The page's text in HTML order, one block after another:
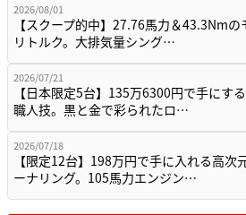
2026/08/01
【スクープ的中】27.76馬力＆43.3Nmの
リトルク。大排気量シング…
2026/07/21
【日本限定5台】135万6300円で手にす
職人技。黒と金で彩られたロ…
2026/07/18
【限定12台】198万円で手に入れる高次
ーナリング。105馬力エンジン…